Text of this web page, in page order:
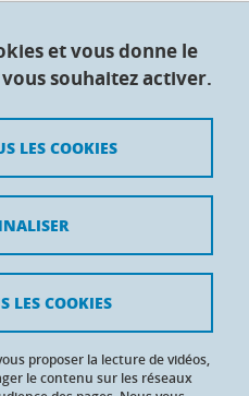
Grenoble Alpes
et vous donne le
souhaitez activer.
proposer la lecture de vidéos,
le contenu sur les réseaux
LES COOKIES
LES COOKIES